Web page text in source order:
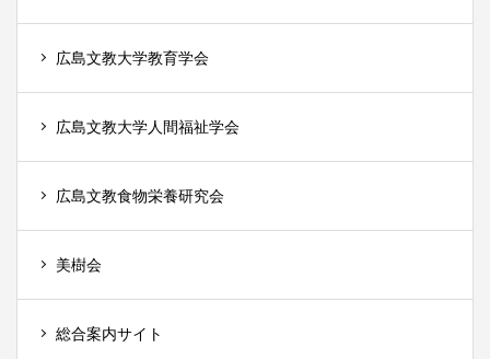
広島文教大学教育学会
広島文教大学人間福祉学会
広島文教食物栄養研究会
美樹会
総合案内サイト